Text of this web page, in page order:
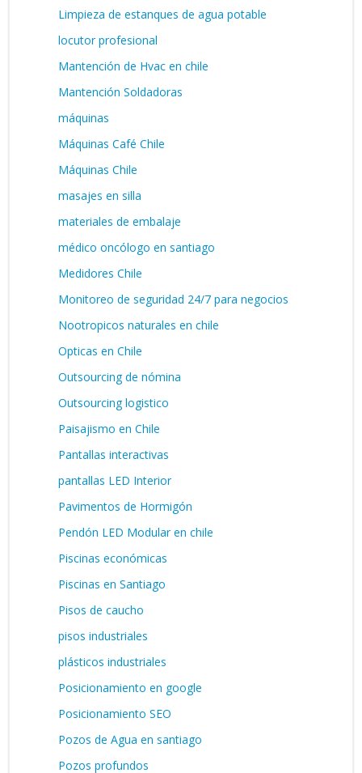
Limpieza de estanques de agua potable
locutor profesional
Mantención de Hvac en chile
Mantención Soldadoras
máquinas
Máquinas Café Chile
Máquinas Chile
masajes en silla
materiales de embalaje
médico oncólogo en santiago
Medidores Chile
Monitoreo de seguridad 24/7 para negocios
Nootropicos naturales en chile
Opticas en Chile
Outsourcing de nómina
Outsourcing logistico
Paisajismo en Chile
Pantallas interactivas
pantallas LED Interior
Pavimentos de Hormigón
Pendón LED Modular en chile
Piscinas económicas
Piscinas en Santiago
Pisos de caucho
pisos industriales
plásticos industriales
Posicionamiento en google
Posicionamiento SEO
Pozos de Agua en santiago
Pozos profundos